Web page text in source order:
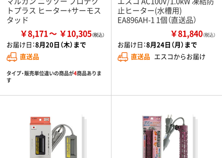
トプラス ヒーター+サーモス
タッド
￥8,171 ￥10,305
お届け日：8月20日（木）まで
直送品
タイプ・販売単位違いの商品が4商品ありま
す
止ヒーター(水槽用)
EA896AH-1 1個（直送品）
￥81,840（税込）
お届け日：8月24日（月）まで
直送品 エスコからお届け